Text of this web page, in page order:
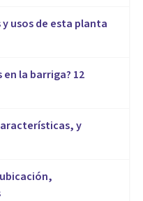
usos de esta planta
la barriga? 12
y